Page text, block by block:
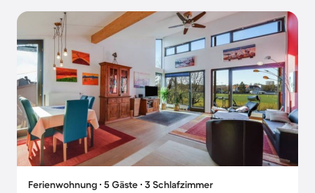
Ferienwohnung ∙ 5 Gäste ∙ 3 Schlafzimmer